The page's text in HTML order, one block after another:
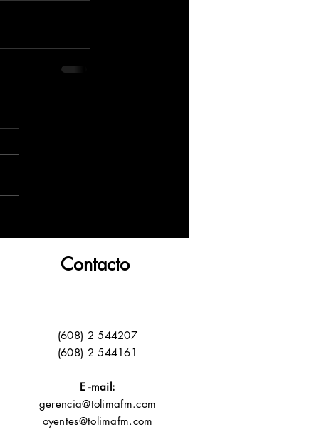
Contacto
(608) 2 544207
(608) 2 544161
E -mail:
gerencia@tolimafm.com
oyentes@tolimafm.com